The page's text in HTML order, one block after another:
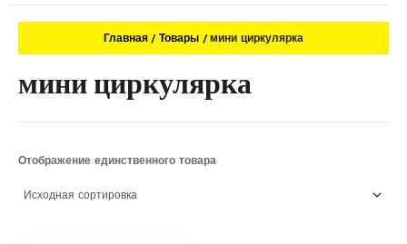
Главная Товары мини циркулярка
мини циркулярка
Отображение единственного товара